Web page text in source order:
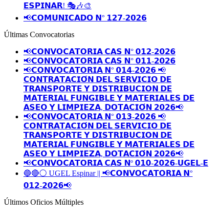
𝗘𝗦𝗣𝗜𝗡𝗔𝗥! 🎭🎶🎨
📢𝗖𝗢𝗠𝗨𝗡𝗜𝗖𝗔𝗗𝗢 𝗡° 𝟭𝟮𝟳-𝟮𝟬𝟮𝟲
Últimas Convocatorias
📢𝗖𝗢𝗡𝗩𝗢𝗖𝗔𝗧𝗢𝗥𝗜𝗔 𝗖𝗔𝗦 𝗡° 𝟬𝟭𝟮-𝟮𝟬𝟮𝟲
📢𝗖𝗢𝗡𝗩𝗢𝗖𝗔𝗧𝗢𝗥𝗜𝗔 𝗖𝗔𝗦 𝗡° 𝟬𝟭𝟭-𝟮𝟬𝟮𝟲
📢𝗖𝗢𝗡𝗩𝗢𝗖𝗔𝗧𝗢𝗥𝗜𝗔 𝗡° 𝟬𝟭𝟰-𝟮𝟬𝟮𝟲 📢
𝗖𝗢𝗡𝗧𝗥𝗔𝗧𝗔𝗖𝗜𝗢́𝗡 𝗗𝗘𝗟 𝗦𝗘𝗥𝗩𝗜𝗖𝗜𝗢 𝗗𝗘
𝗧𝗥𝗔𝗡𝗦𝗣𝗢𝗥𝗧𝗘 𝗬 𝗗𝗜𝗦𝗧𝗥𝗜𝗕𝗨𝗖𝗜𝗢𝗡 𝗗𝗘
𝗠𝗔𝗧𝗘𝗥𝗜𝗔𝗟 𝗙𝗨𝗡𝗚𝗜𝗕𝗟𝗘 𝗬 𝗠𝗔𝗧𝗘𝗥𝗜𝗔𝗟𝗘𝗦 𝗗𝗘
𝗔𝗦𝗘𝗢 𝗬 𝗟𝗜𝗠𝗣𝗜𝗘𝗭𝗔, 𝗗𝗢𝗧𝗔𝗖𝗜𝗢́𝗡 𝟮𝟬𝟮𝟲📢
📢𝗖𝗢𝗡𝗩𝗢𝗖𝗔𝗧𝗢𝗥𝗜𝗔 𝗡° 𝟬𝟭𝟯-𝟮𝟬𝟮𝟲 📢
𝗖𝗢𝗡𝗧𝗥𝗔𝗧𝗔𝗖𝗜𝗢́𝗡 𝗗𝗘𝗟 𝗦𝗘𝗥𝗩𝗜𝗖𝗜𝗢 𝗗𝗘
𝗧𝗥𝗔𝗡𝗦𝗣𝗢𝗥𝗧𝗘 𝗬 𝗗𝗜𝗦𝗧𝗥𝗜𝗕𝗨𝗖𝗜𝗢𝗡 𝗗𝗘
𝗠𝗔𝗧𝗘𝗥𝗜𝗔𝗟 𝗙𝗨𝗡𝗚𝗜𝗕𝗟𝗘 𝗬 𝗠𝗔𝗧𝗘𝗥𝗜𝗔𝗟𝗘𝗦 𝗗𝗘
𝗔𝗦𝗘𝗢 𝗬 𝗟𝗜𝗠𝗣𝗜𝗘𝗭𝗔, 𝗗𝗢𝗧𝗔𝗖𝗜𝗢́𝗡 𝟮𝟬𝟮𝟲📢
📢𝗖𝗢𝗡𝗩𝗢𝗖𝗔𝗧𝗢𝗥𝗜𝗔 𝗖𝗔𝗦 𝗡º 𝟬𝟭𝟬-𝟮𝟬𝟮𝟲-𝗨𝗚𝗘𝗟-𝗘
🔵🔴⚪️ UGEL Espinar || 📢𝗖𝗢𝗡𝗩𝗢𝗖𝗔𝗧𝗢𝗥𝗜𝗔 𝗡°
𝟬𝟭𝟮-𝟮𝟬𝟮𝟲📢
Últimos Oficios Múltiples